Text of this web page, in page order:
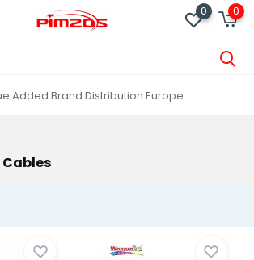
0 0
Added Brand Distribution Europe